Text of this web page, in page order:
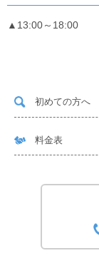
初めての方へ
料金表
▲13:00～18:00